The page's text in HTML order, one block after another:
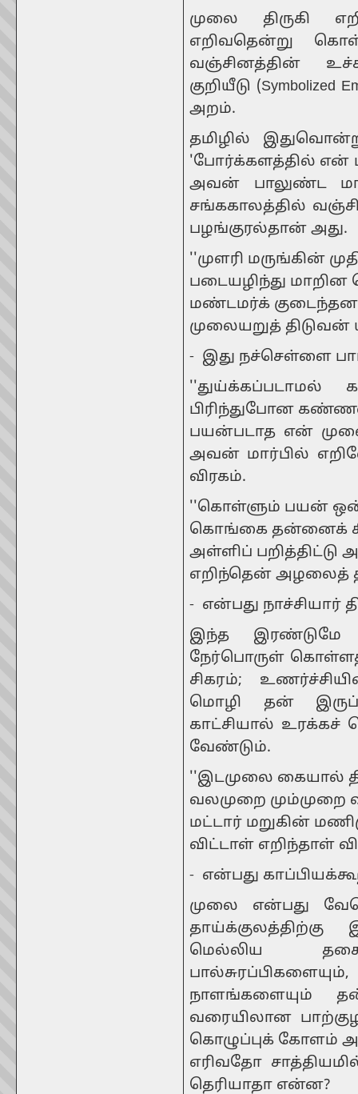
முலை திருகி
எறிவதென்று
வஞ்சினத்தின்
குறியீடு
அறம்.
தமிழில்
'போர்க்களத்தில் என்
அவன் பாலுண்ட
சங்ககாலத்தில்
பழங்குரல்தான் அது.
''முளரி மருங்கின்
படையழிந்து
மண்டமர்க்
முலையறுத்
- இது நச்செள்ளை
''துய்க்கப்படாமல்
பிரிந்துபோன
பயன்படாத என்
அவன் மார்பில்
விரகம்.
''கொள்ளும் பயன்
கொங்கை தன்னைக்
அள்ளிப் பறித்திட்டு
எறிந்தென் அழலைத்
- என்பது நாச்சியார்
இந்த இரண்டுமே
நேர்பொருள்
சிகரம்;
மொழி தன்
காட்சியால்
வேண்டும்.
''இடமுலை கையால்
வலமுறை மும்முறை
மட்டார் மறுகின்
விட்டாள் எறிந்தாள்
- என்பது
முலை என்பது
மெல்லிய
நாளங்களையும்
வரையிலான
கொழுப்புக் கோளம்
எரிவதோ
தெரியாதா என்ன?